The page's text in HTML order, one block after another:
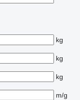
kg
kg
kg
m/g